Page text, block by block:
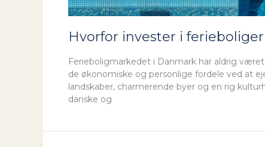
Hvorfor invester i
Ferieboligmarkedet i Danmark har aldrig
de økonomiske og personlige fordele ved at
landskaber, charmerende byer og en rig
danske og